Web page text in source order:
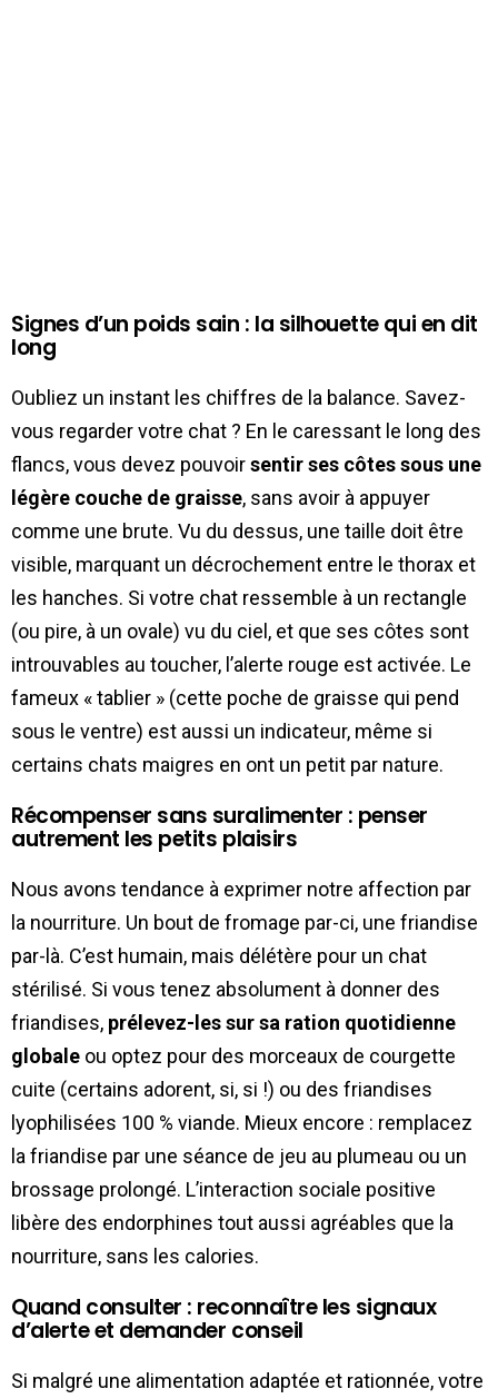
Signes d’un poids sain : la silhouette qui en dit
long
Oubliez un instant les chiffres de la balance. Savez-
vous regarder votre chat ? En le caressant le long des
flancs, vous devez pouvoirsentir ses côtes sous une
légère couche de graisse, sans avoir à appuyer
comme une brute. Vu du dessus, une taille doit être
visible, marquant un décrochement entre le thorax et
les hanches. Si votre chat ressemble à un rectangle
(ou pire, à un ovale) vu du ciel, et que ses côtes sont
introuvables au toucher, l’alerte rouge est activée. Le
fameux « tablier » (cette poche de graisse qui pend
sous le ventre) est aussi un indicateur, même si
certains chats maigres en ont un petit par nature.
Récompenser sans suralimenter : penser
autrement les petits plaisirs
Nous avons tendance à exprimer notre affection par
la nourriture. Un bout de fromage par-ci, une friandise
par-là. C’est humain, mais délétère pour un chat
stérilisé. Si vous tenez absolument à donner des
friandises, prélevez-les sur sa ration quotidienne
globale ou optez pour des morceaux de courgette
cuite (certains adorent, si, si !) ou des friandises
lyophilisées 100 % viande. Mieux encore : remplacez
la friandise par une séance de jeu au plumeau ou un
brossage prolongé. L’interaction sociale positive
libère des endorphines tout aussi agréables que la
nourriture, sans les calories.
Quand consulter : reconnaître les signaux
d’alerte et demander conseil
Si malgré une alimentation adaptée et rationnée, votre